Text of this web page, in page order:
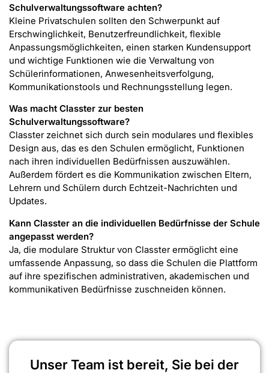
Schulverwaltungssoftware achten?
Kleine Privatschulen sollten den Schwerpunkt auf
Erschwinglichkeit, Benutzerfreundlichkeit, flexible
Anpassungsmöglichkeiten, einen starken Kundensupport
und wichtige Funktionen wie die Verwaltung von
Schülerinformationen, Anwesenheitsverfolgung,
Kommunikationstools und Rechnungsstellung legen.
Was macht Classter zur besten
Schulverwaltungssoftware?
Classter zeichnet sich durch sein modulares und flexibles
Design aus, das es den Schulen ermöglicht, Funktionen
nach ihren individuellen Bedürfnissen auszuwählen.
Außerdem fördert es die Kommunikation zwischen Eltern,
Lehrern und Schülern durch Echtzeit-Nachrichten und
Updates.
Kann Classter an die individuellen Bedürfnisse der Schule
angepasst werden?
Ja, die modulare Struktur von Classter ermöglicht eine
umfassende Anpassung, so dass die Schulen die Plattform
auf ihre spezifischen administrativen, akademischen und
kommunikativen Bedürfnisse zuschneiden können.
Unser Team ist bereit, Sie bei der